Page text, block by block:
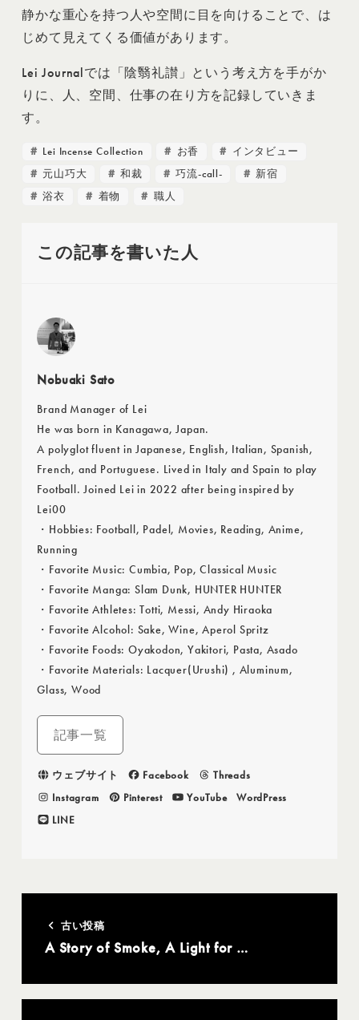
静かな重心を持つ人や空間に目を向けることで、は
じめて見えてくる価値があります。
Lei Journalでは「陰翳礼讃」という考え方を手がか
りに、人、空間、仕事の在り方を記録していきま
す。
Lei Incense Collection お香
インタビュー
元山巧大
和裁 巧流-call-
新宿
浴衣
着物 職人
この記事を書いた人
Nobuaki Sato
Brand Manager of Lei
He was born in Kanagawa, Japan.
A polyglot fluent in Japanese, English, Italian, Spanish,
French, and Portuguese. Lived in Italy and Spain to play
Football. Joined Lei in 2022 after being inspired by
Lei00
・Hobbies: Football, Padel, Movies, Reading, Anime,
Running
・Favorite Music: Cumbia, Pop, Classical Music
・Favorite Manga: Slam Dunk, HUNTER HUNTER
・Favorite Athletes: Totti, Messi, Andy Hiraoka
・Favorite Alcohol: Sake, Wine, Aperol Spritz
・Favorite Foods: Oyakodon, Yakitori, Pasta, Asado
・Favorite Materials: Lacquer(Urushi) , Aluminum,
Glass, Wood
記事一覧
ウェブサイト Facebook
Threads
Instagram
Pinterest YouTube
WordPress
LINE
古い投稿
A Story of Smoke, A Light for …